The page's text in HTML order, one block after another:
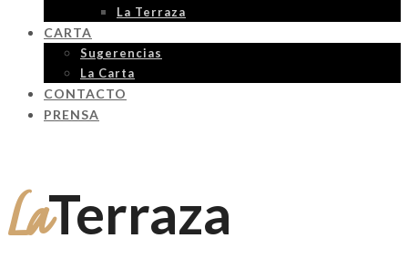
La Terraza
CARTA
Sugerencias
La Carta
CONTACTO
PRENSA
LaTerraza